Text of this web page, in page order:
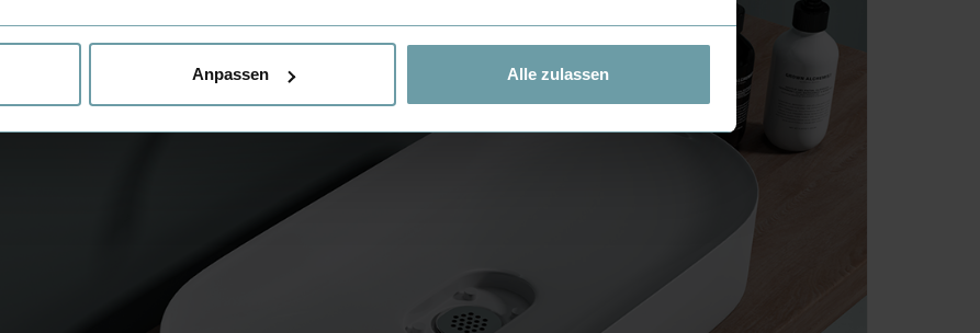
Anpassen Alle zulassen